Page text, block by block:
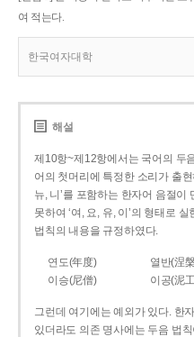
여 적는다.
한국여자대학
해설
제10항~제12항에서는 국어의 두
어의 첫머리에 특정한 소리가 출
뉴, 니’를 포함하는 한자어 음절이
못하여 ‘여, 요, 유, 이’의 형태로
법칙의 내용을 규정하였다.
연도(年度) 열반(涅
이승(尼僧)
이공(泥
그런데 여기에는 예외가 있다. 한
있더라도 의존 명사에는 두음 법